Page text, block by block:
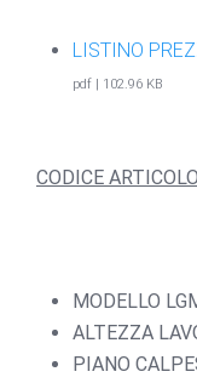
LISTINO
pdf | 102.96 KB
CODICE
MODELLO
ALTEZZA
PIANO